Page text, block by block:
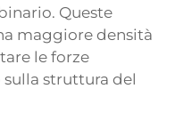
Queste
maggiore densità
le forze
struttura del